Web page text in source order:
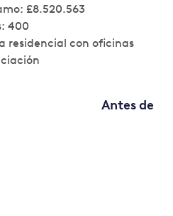
£8.520.563
400
residencial con oficinas
Antes de